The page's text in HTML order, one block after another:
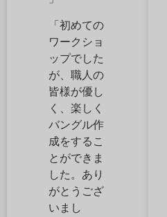
「初めての
ワークショ
ップでした
が、職人の
皆様が優し
く、楽しく
バングル作
成をするこ
とができま
した。あり
がとうござ
いまし